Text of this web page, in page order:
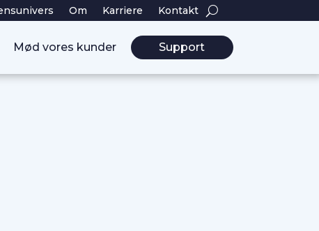
Om Karriere Kontakt
Mød vores kunder Support